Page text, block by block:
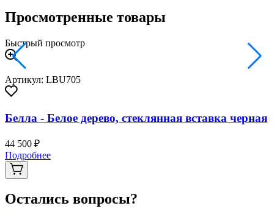
Просмотренные товары
Быстрый просмотр
Артикул: LBU705
Белла - Белое дерево, стеклянная вставка черная
44 500 ₽
Подробнее
Остались вопросы?